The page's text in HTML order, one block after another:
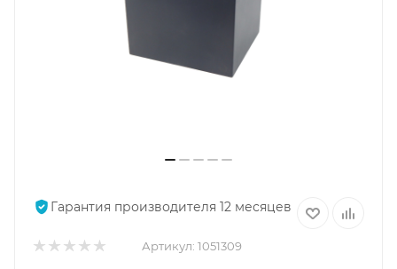
Гарантия производителя 12 месяцев
Артикул: 1051309